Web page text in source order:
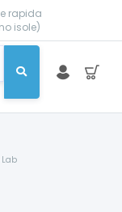
rapida
isole)